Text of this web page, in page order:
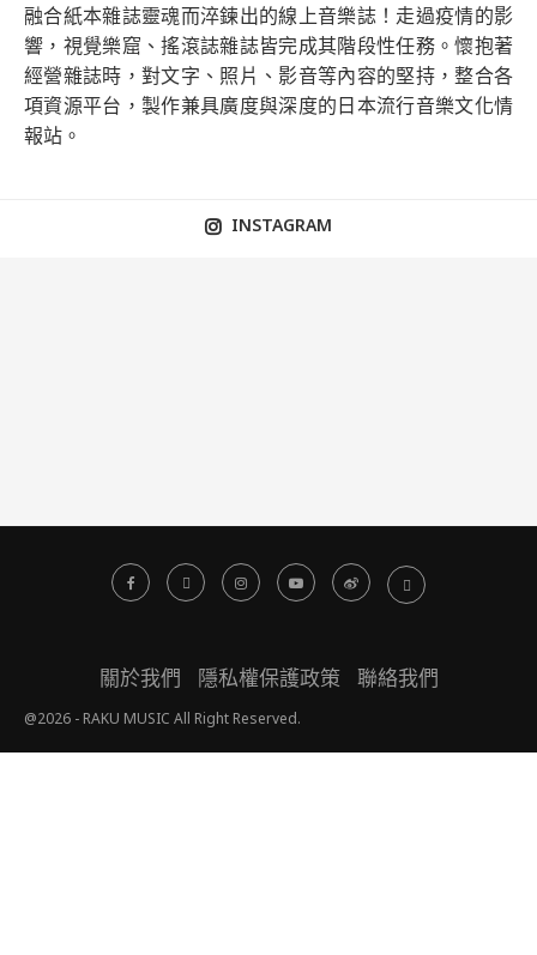
融合紙本雜誌靈魂而淬鍊出的線上音樂誌！走過疫情的影
響，視覺樂窟、搖滾誌雜誌皆完成其階段性任務。懷抱著
經營雜誌時，對文字、照片、影音等內容的堅持，整合各
項資源平台，製作兼具廣度與深度的日本流行音樂文化情
報站。
INSTAGRAM
關於我們 隱私權保護政策 聯絡我們
@2026 - RAKU MUSIC All Right Reserved.